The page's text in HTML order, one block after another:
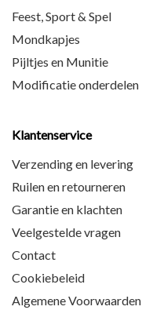
Feest, Sport & Spel
Mondkapjes
Pijltjes en Munitie
Modificatie onderdelen
Klantenservice
Verzending en levering
Ruilen en retourneren
Garantie en klachten
Veelgestelde vragen
Contact
Cookiebeleid
Algemene Voorwaarden